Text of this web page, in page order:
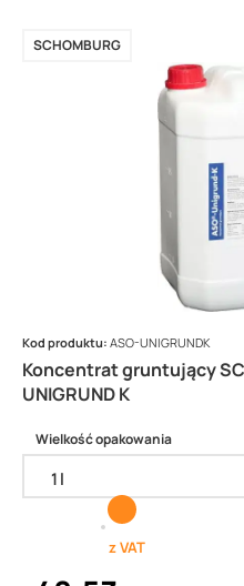
Koncentrat gruntujący
UNIGRUND K
SCHOMBURG
Kod produktu: ASO-UNIGRUNDK
Wielkość opakowania
z VAT